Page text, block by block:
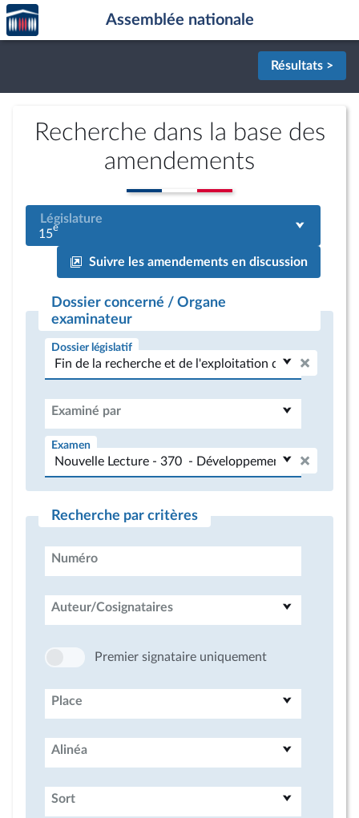
Aller au contenu
Aller en bas de la page
Accèder
à la
page
Assemblée nationale
Résultats >
Recherche dans la base des
amendements
Législature
15e
Suivre les amendements en discussion
Dossier concerné / Organe
examinateur
Dossier législatif
Examiné par
Examen
Recherche par critères
Numéro
Auteur/Cosignataires
Premier signataire uniquement
Place
Alinéa
Sort